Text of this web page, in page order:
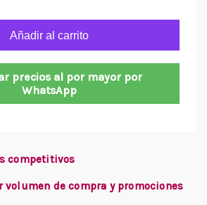
Añadir al carrito
precios al por mayor por
WhatsApp
competitivos
volumen de compra y promociones